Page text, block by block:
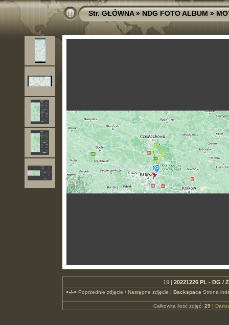
Str. GŁÓWNA»NDG FOTO ALBUM»
19 | 20221226 PL - DG /
<-/->Poprzednie zdjęcie / Następne zdjęcie | Backspace Strona
Całkowita ilość zdjęć: 29 |